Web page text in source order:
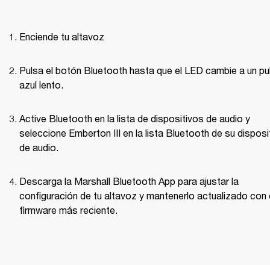
Enciende tu altavoz
Pulsa el botón Bluetooth hasta que el LED cambie a un
azul lento.
Active Bluetooth en la lista de dispositivos de audio y
seleccione Emberton III en la lista Bluetooth de su
de audio.
Descarga la Marshall Bluetooth App para ajustar la
configuración de tu altavoz y mantenerlo actualizado con
firmware más reciente.